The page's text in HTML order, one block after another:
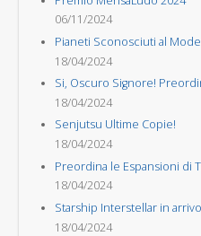
06/11/2024
Pianeti Sconosciuti al
18/04/2024
Si, Oscuro Signore!
18/04/2024
Senjutsu Ultime Copie!
18/04/2024
Preordina le Espansioni di
18/04/2024
Starship Interstellar in
18/04/2024